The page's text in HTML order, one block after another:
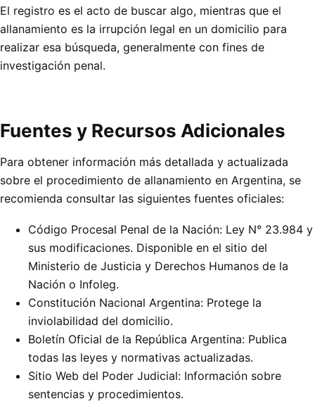
El registro es el acto de buscar algo, mientras que el
allanamiento es la irrupción legal en un domicilio para
realizar esa búsqueda, generalmente con fines de
investigación penal.
Fuentes y Recursos Adicionales
Para obtener información más detallada y actualizada
sobre el procedimiento de allanamiento en Argentina, se
recomienda consultar las siguientes fuentes oficiales:
Código Procesal Penal de la Nación: Ley N° 23.984 y
sus modificaciones. Disponible en el sitio del
Ministerio de Justicia y Derechos Humanos de la
Nación o Infoleg.
Constitución Nacional Argentina: Protege la
inviolabilidad del domicilio.
Boletín Oficial de la República Argentina: Publica
todas las leyes y normativas actualizadas.
Sitio Web del Poder Judicial: Información sobre
sentencias y procedimientos.